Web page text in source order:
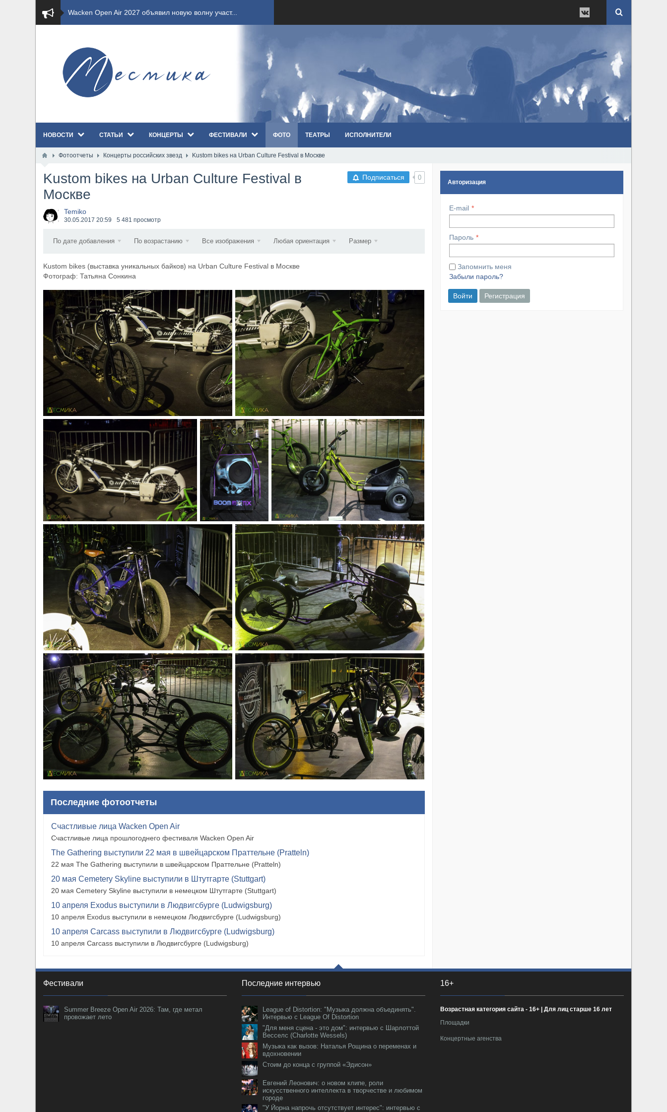
​Wacken Open Air 2027 объявил новую волну участ...
​Wacken Open Air 2026 полностью распродан
GHOST возвращаются на большие экраны с новым ко...
​Wacken Open Air 2026: открыт новый портал Cash...
XANDRIA представили новый сингл под названием «...
НОВОСТИ СТАТЬИ КОНЦЕРТЫ ФЕСТИВАЛИ ФОТО ТЕАТРЫ ИСПОЛНИТЕЛИ
Фотоотчеты Концерты российских звезд Kustom bikes на Urban Culture Festival в Москве
Подписаться 0
Kustom bikes на Urban Culture Festival в
Москве
Temiko
30.05.2017 20:59 5 481 просмотр
По дате добавления По возрастанию Все изображения Любая ориентация Размер
Kustom bikes (выставка уникальных байков) на Urban Culture Festival в Москве
Фотограф: Татьяна Сонкина
Последние фотоотчеты
Счастливые лица Wacken Open Air
Счастливые лица прошлогоднего фестиваля Wacken Open Air
The Gathering выступили 22 мая в швейцарском Праттельне (Pratteln)
22 мая The Gathering выступили в швейцарском Праттельне (Pratteln)
20 мая Cemetery Skyline выступили в Штутгарте (Stuttgart)
20 мая Cemetery Skyline выступили в немецком Штутгарте (Stuttgart)
10 апреля Exodus выступили в Людвигсбурге (Ludwigsburg)
10 апреля Exodus выступили в немецком Людвигсбурге (Ludwigsburg)
10 апреля Carcass выступили в Людвигсбурге (Ludwigsburg)
10 апреля Carcass выступили в Людвигсбурге (Ludwigsburg)
Авторизация
E-mail
Пароль
Запомнить меня
Забыли пароль?
Войти Регистрация
Фестивали
Summer Breeze Open Air 2026: Там, где метал
провожает лето
Последние интервью
League of Distortion: "Музыка должна объединять".
Интервью с League Of Distortion
"Для меня сцена - это дом": интервью с Шарлоттой
Весселс (Charlotte Wessels)
Музыка как вызов: Наталья Рощина о переменах и
вдохновении
Стоим до конца с группой «Эдисон»
Евгений Леонович: о новом клипе, роли
искусственного интеллекта в творчестве и любимом
городе
"У Йорна напрочь отсутствует интерес": интервью с
16+
Возрастная категория сайта - 16+ | Для лиц старше 16 лет
Площадки
Концертные агенства